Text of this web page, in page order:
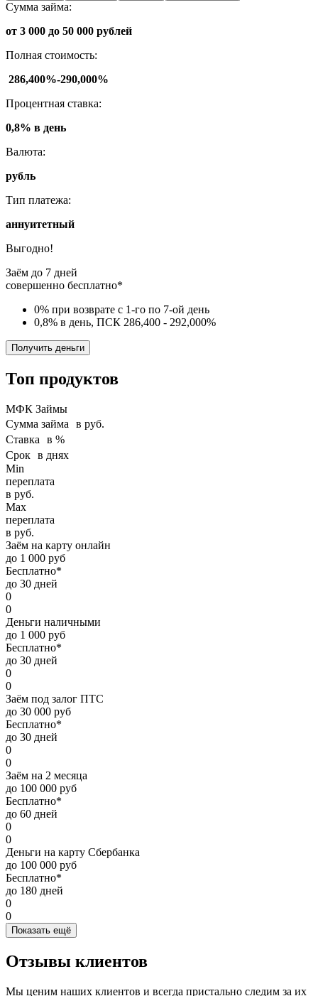
Сумма займа:
от 3 000 до 50 000 рублей
Полная стоимость:
286,400%-290,000%
Процентная ставка:
0,8% в день
Валюта:
рубль
Тип платежа:
аннуитетный
Выгодно!
Заём до 7 дней
совершенно бесплатно*
0% при возврате с 1-го по 7-ой день
0,8% в день, ПСК 286,400 - 292,000%
Получить деньги
Топ продуктов
МФК Займы
Сумма займа в руб.
Ставка в %
Срок в днях
Min
переплата
в руб.
Max
переплата
в руб.
Заём на карту онлайн
до 1 000 руб
Бесплатно*
до 30 дней
0
0
Деньги наличными
до 1 000 руб
Бесплатно*
до 30 дней
0
0
Заём под залог ПТС
до 30 000 руб
Бесплатно*
до 30 дней
0
0
Заём на 2 месяца
до 100 000 руб
Бесплатно*
до 60 дней
0
0
Деньги на карту Сбербанка
до 100 000 руб
Бесплатно*
до 180 дней
0
0
Показать ещё
Отзывы клиентов
Мы ценим наших клиентов и всегда пристально следим за их